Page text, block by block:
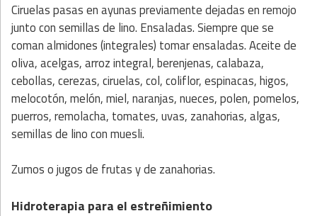
Ciruelas pasas en ayunas previamente dejadas en remojo
junto con semillas de lino. Ensaladas. Siempre que se
coman almidones (integrales) tomar ensaladas. Aceite de
oliva, acelgas, arroz integral, berenjenas, calabaza,
cebollas, cerezas, ciruelas, col, coliflor, espinacas, higos,
melocotón, melón, miel, naranjas, nueces, polen, pomelos,
puerros, remolacha, tomates, uvas, zanahorias, algas,
semillas de lino con muesli.
Zumos o jugos de frutas y de zanahorias.
Hidroterapia para el estreñimiento